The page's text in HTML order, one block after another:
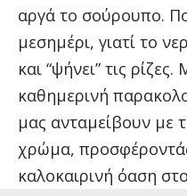
αργά το σούρουπο.
μεσημέρι, γιατί το
και “ψήνει” τις
καθημερινή
μας ανταμείβουν με
χρώμα,
καλοκαιρινή όαση